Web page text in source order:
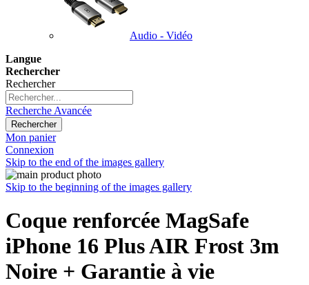
Audio - Vidéo
Langue
Rechercher
Rechercher
Recherche Avancée
Rechercher
Mon panier
Connexion
Skip to the end of the images gallery
Skip to the beginning of the images gallery
Coque renforcée MagSafe
iPhone 16 Plus AIR Frost 3m
Noire + Garantie à vie